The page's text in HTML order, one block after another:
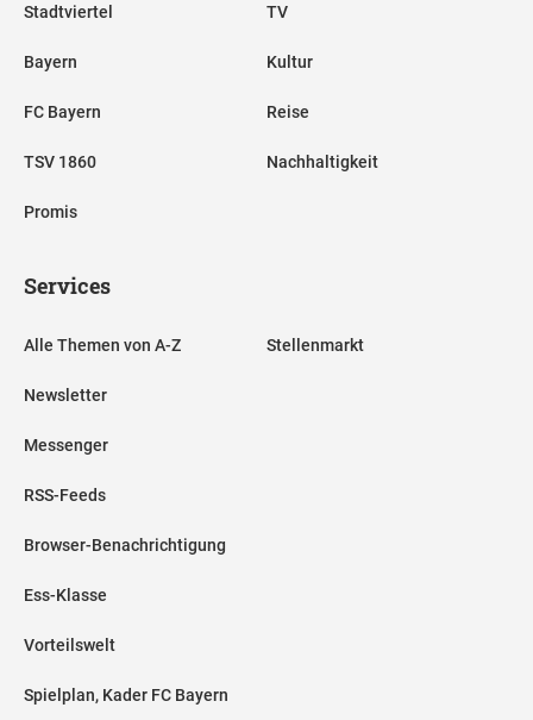
Stadtviertel
Bayern
FC Bayern
TSV 1860
Promis
TV
Kultur
Reise
Nachhaltigkeit
Services
Alle Themen von A-Z
Newsletter
Messenger
RSS-Feeds
Browser-Benachrichtigung
Ess-Klasse
Vorteilswelt
Spielplan, Kader FC Bayern
Stellenmarkt